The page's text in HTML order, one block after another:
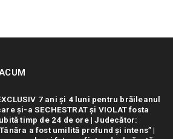
7 ani și 4 luni pentru brăileanul
și-a SECHESTRAT și VIOLAT fosta
timp de 24 de ore | Judecător:
a fost umilită profund și intens” |